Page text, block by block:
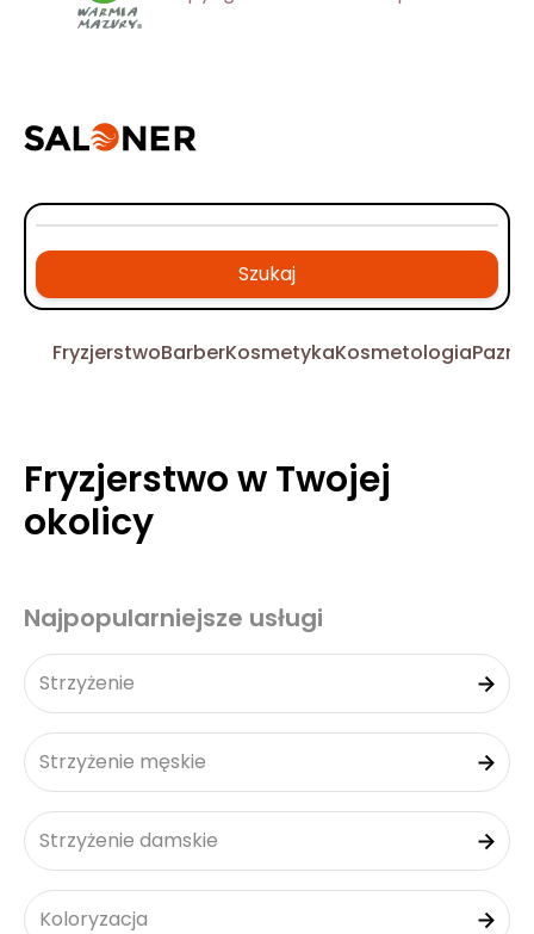
Szukaj
FryzjerstwoBarberKosmetykaKosmetologia
Fryzjerstwo w Twojej
okolicy
Najpopularniejsze usługi
Strzyżenie
Strzyżenie męskie
Strzyżenie damskie
Koloryzacja